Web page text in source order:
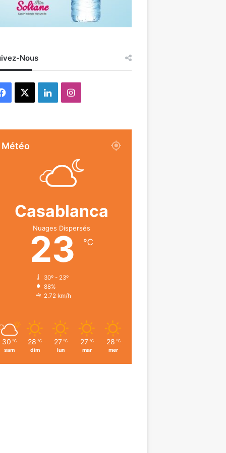
Nous
Facebook LinkedinInstagram
Météo
Casablanca
Nuages Dispersés
23 ℃
30º - 23º
88%
2.72 km/h
30 ℃
sam
28 ℃
dim
27 ℃
lun
27 ℃
mar
28 ℃
mer